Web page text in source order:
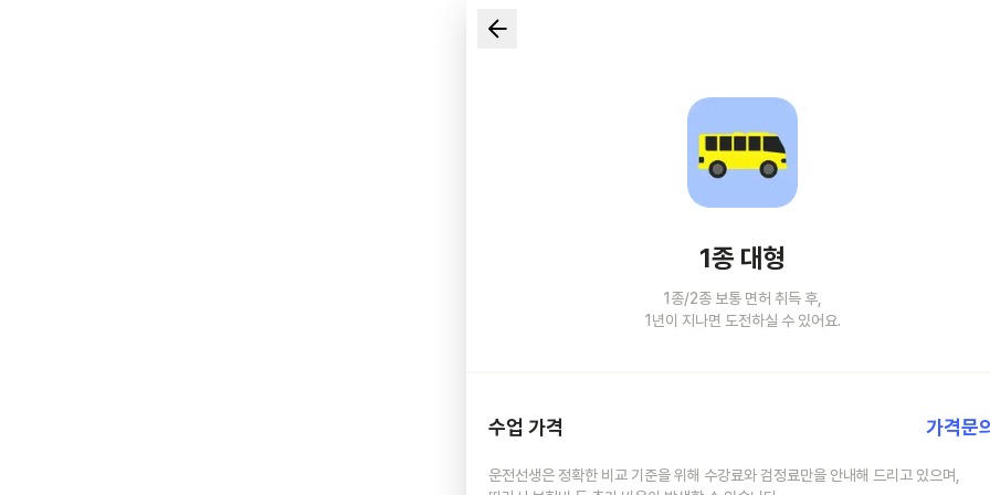
1종 대형
1종/2종 보통 면허 취득 후,
1년이 지나면 도전하실 수 있어요.
수업 가격 가격문
운전선생은 정확한 비교 기준을 위해 수강료와 검정료만을 안내해 드리고 있으며,